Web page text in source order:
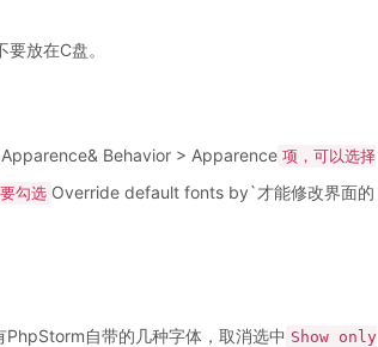
放在C盘。
Behavior > Apparence 项，可以选择
勾选 Override default fonts by`才能修改界面的
PhpStorm自带的几种字体，取消选中 Show only